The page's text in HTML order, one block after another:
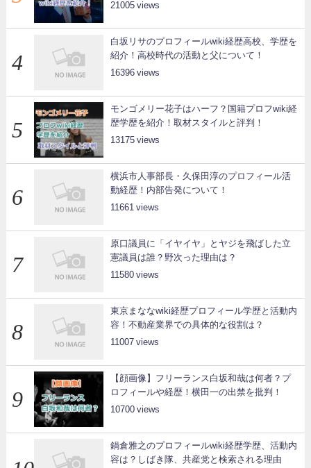
21005
白坂リサのプロフィールwiki経歴高校、学歴を
紹介！高校時代の活動と父について！
16396
モンゴメリー花子はハーフ？国籍プロフwiki経
歴学歴を紹介！取材スタイルと評判！
13175
横浜市人事部長・久保田淳のプロフィール活
動経歴！内部告発について！
11661
原口議員に「イヤイヤ」とヤジを飛ばした立
憲議員は誰？野次った理由は？
11580
東京まななwiki経歴プロフィール学歴と活動内
容！不動産業界での具体的な役割は？
11007
【顔画像】フリーランス白坂和哉は何者？プ
ロフィールや経歴！横田一の出禁を批判！
10700
鍋倉雅之のプロフィールwiki経歴学歴、活動内
容は？しばき隊、共産党と検索される理由